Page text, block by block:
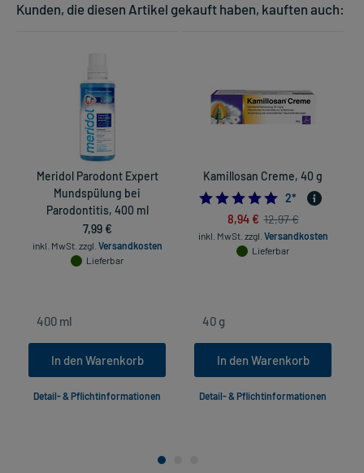
Kunden, die diesen Artikel gekauft haben, kauften auch:
Meridol Parodont Expert
Mundspülung bei
Parodontitis, 400 ml
7,99 €
inkl. MwSt. zzgl. Versandkosten
Lieferbar
In den Warenkorb
Detail- & Pflichtinformationen
Kamillosan Creme, 40 g
5.0
2*
8,94 € 12,97 €
inkl. MwSt. zzgl. Versandkosten
Lieferbar
In den Warenkorb
Detail- & Pflichtinformationen